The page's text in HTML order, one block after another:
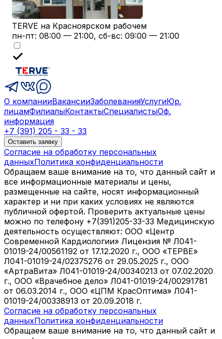
TERVE на Красноярском рабочем
пн-пт: 08:00 — 21:00, сб-вс: 09:00 — 21:00
О компанииВакансииЗаболеванияУслугиЮр.
лицамФилиалыКонтактыСпециалистыОф.
информация
+7 (391) 205 - 33 - 33
Оставить заявку
Согласие на обработку персональных
данныхПолитика конфиденциальности
Обращаем ваше внимание на то, что данный сайт и
все информационные материалы и цены,
размещенные на сайте, носят информационный
характер и ни при каких условиях не являются
публичной офертой. Проверить актуальные цены
можно по телефону +7(391)205-33-33 Медицинскую
деятельность осуществляют: ООО «Центр
Современной Кардиологии» Лицензия № Л041-
01019-24/00561192 от 17.12.2020 г., ООО «ТЕРВЕ»
Л041-01019-24/02375276 от 29.05.2025 г., ООО
«АртраВита» Л041-01019-24/00340213 от 07.02.2020
г., ООО «Врачебное дело» Л041-01019-24/00291781
от 06.03.2014 г., ООО «ЦПМ КрасОптима» Л041-
01019-24/00338913 от 20.09.2018 г.
Согласие на обработку персональных
данныхПолитика конфиденциальности
Обращаем ваше внимание на то, что данный сайт и